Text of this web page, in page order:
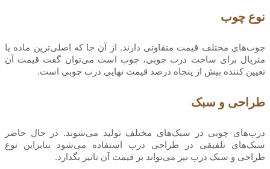
نوع چوب
چوب‌های مختلف قیمت متقاوتی دارند. از آن جا که اصلی‌ترین ماده یا
متریال برای ساخت درب چوبی، چوب است می‌توان گفت قیمت آن
تعیین کننده بیش از پنجاه درصد قیمت نهایی درب چوبی است.
طراحی و سبک
درب‌های چوبی در سبک‌های مختلف تولید می‌شوند. در حال حاضر
سبک‌های تلفیقی در طراحی درب استفاده می‌شود بنابراین نوع
طراحی و سبک درب نیز می‌تواند بر قیمت آن تاثیر بگذارد.